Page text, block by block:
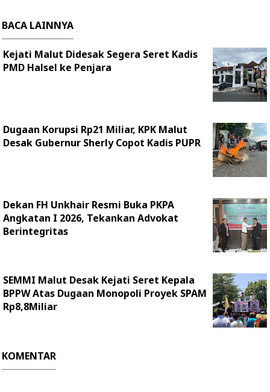
BACA LAINNYA
Kejati Malut Didesak Segera Seret Kadis
PMD Halsel ke Penjara
Dugaan Korupsi Rp21 Miliar, KPK Malut
Desak Gubernur Sherly Copot Kadis PUPR
Dekan FH Unkhair Resmi Buka PKPA
Angkatan I 2026, Tekankan Advokat
Berintegritas
SEMMI Malut Desak Kejati Seret Kepala
BPPW Atas Dugaan Monopoli Proyek SPAM
Rp8,8Miliar
KOMENTAR